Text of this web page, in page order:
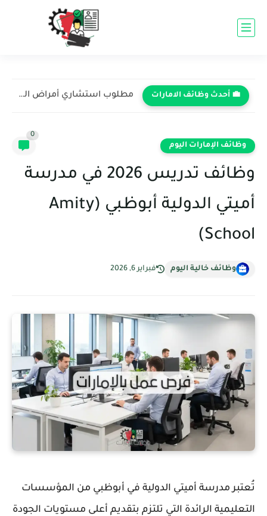
💼 أحدث وظائف الامارات مطلوب استشاري أمراض النساء والتوليد في مستشفى ميديكلينيك - دبي...
وظائف الإمارات اليوم
0
وظائف تدريس 2026 في مدرسة
أميتي الدولية أبوظبي (Amity
School)
وظائف خالية اليوم فبراير 6, 2026
تُعتبر مدرسة أميتي الدولية في أبوظبي من المؤسسات
التعليمية الرائدة التي تلتزم بتقديم أعلى مستويات الجودة